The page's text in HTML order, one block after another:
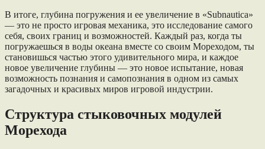
В итоге, глубина погружения и ее увеличение в «Subnautica»
— это не просто игровая механика, это исследование самого
себя, своих границ и возможностей. Каждый раз, когда ты
погружаешься в воды океана вместе со своим Мореходом, ты
становишься частью этого удивительного мира, и каждое
новое увеличение глубины — это новое испытание, новая
возможность познания и самопознания в одном из самых
загадочных и красивых миров игровой индустрии.
Структура стыковочных модулей
Морехода